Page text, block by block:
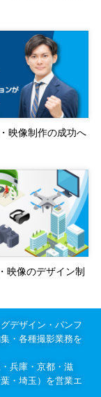
映像制作の成功へ
映像のデザイン制
デザイン・パンフ
・各種撮影業務を
兵庫・京都・滋
・埼玉）を営業エ